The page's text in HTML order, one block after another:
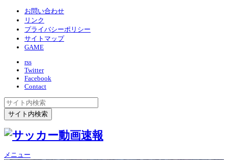
お問い合わせ
リンク
プライバシーポリシー
サイトマップ
GAME
rss
Twitter
Facebook
Contact
メニュー